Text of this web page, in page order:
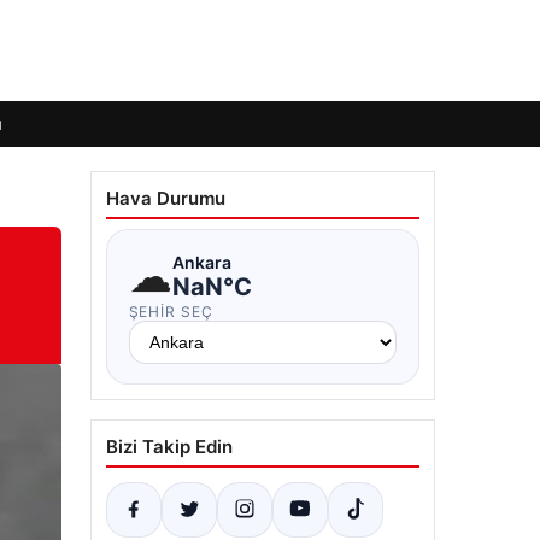
Hava Durumu
☁Ankara
NaN°C
ŞEHIR SEÇ
Bizi Takip Edin